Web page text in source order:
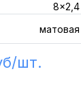
8x2,4
матовая
шт.